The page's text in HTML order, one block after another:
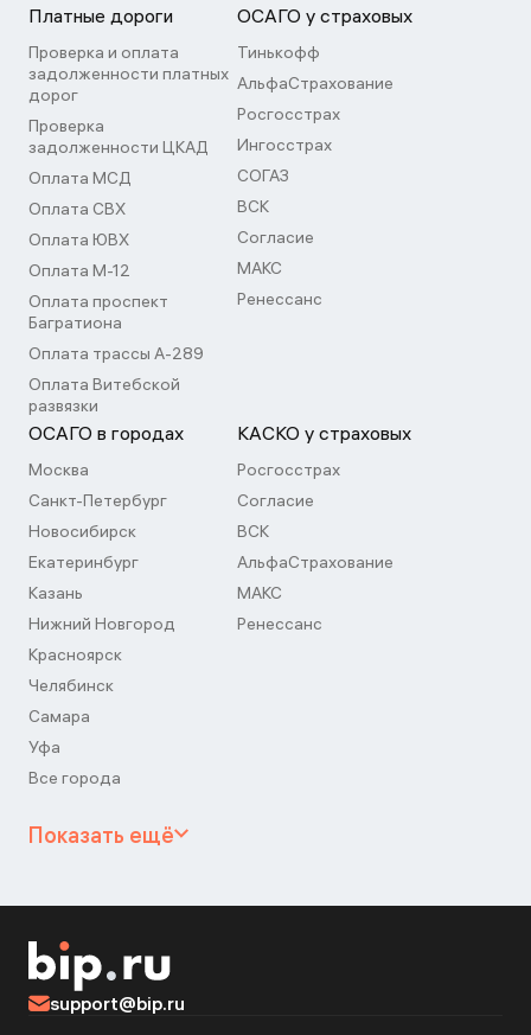
Платные дороги
Проверка и оплата
задолженности платных
дорог
Проверка
задолженности ЦКАД
Оплата МСД
Оплата СВХ
Оплата ЮВХ
Оплата М-12
Оплата проспект
Багратиона
Оплата трассы А-289
Оплата Витебской
развязки
ОСАГО у страховых
Тинькофф
АльфаСтрахование
Росгосстрах
Ингосстрах
СОГАЗ
ВСК
Согласие
МАКС
Ренессанс
ОСАГО в городах
Москва
Санкт-Петербург
Новосибирск
Екатеринбург
Казань
Нижний Новгород
Красноярск
Челябинск
Самара
Уфа
Все города
КАСКО у страховых
Росгосстрах
Согласие
ВСК
АльфаСтрахование
МАКС
Ренессанс
Показать ещё
support@bip.ru